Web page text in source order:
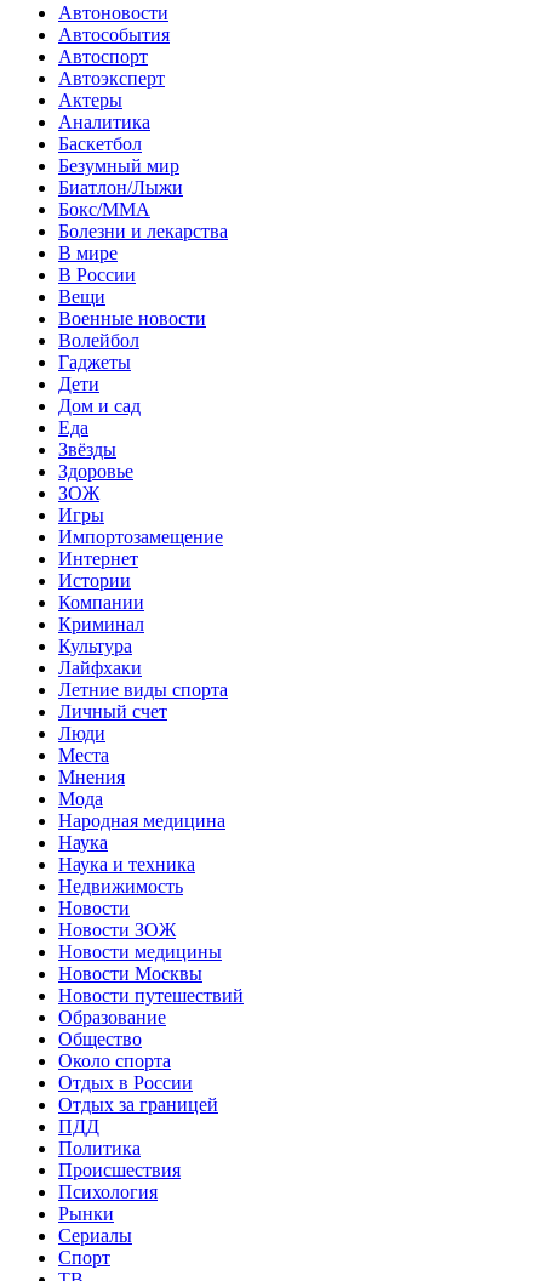
Автоновости
Автособытия
Автоспорт
Автоэксперт
Актеры
Аналитика
Баскетбол
Безумный мир
Биатлон/Лыжи
Бокс/MMA
Болезни и лекарства
В мире
В России
Вещи
Военные новости
Волейбол
Гаджеты
Дети
Дом и сад
Еда
Звёзды
Здоровье
ЗОЖ
Игры
Импортозамещение
Интернет
Истории
Компании
Криминал
Культура
Лайфхаки
Летние виды спорта
Личный счет
Люди
Места
Мнения
Мода
Народная медицина
Наука
Наука и техника
Недвижимость
Новости
Новости ЗОЖ
Новости медицины
Новости Москвы
Новости путешествий
Образование
Общество
Около спорта
Отдых в России
Отдых за границей
ПДД
Политика
Происшествия
Психология
Рынки
Сериалы
Спорт